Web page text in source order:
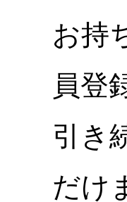
お持
員登
引き
だけ